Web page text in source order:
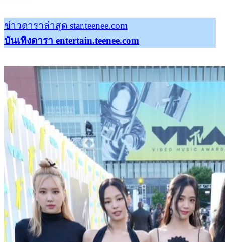
ข่าวดาราล่าสุด star.teenee.com
บันเทิงดารา entertain.teenee.com